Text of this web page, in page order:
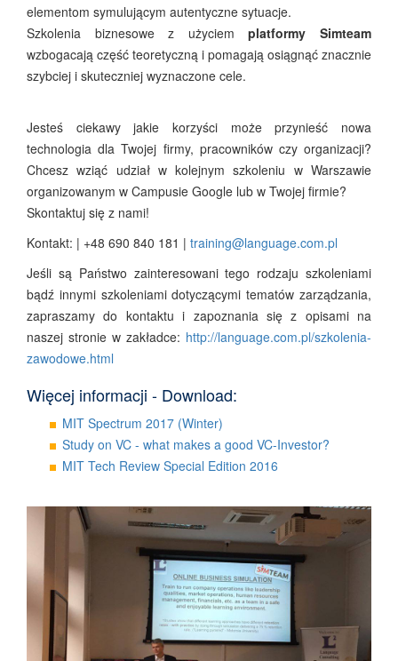
elementom symulującym autentyczne sytuacje.
Szkolenia biznesowe z użyciemplatformy Simteam
wzbogacają część teoretyczną i pomagają osiągnąć znacznie
szybciej i skuteczniej wyznaczone cele.
Jesteś ciekawy jakie korzyści może przynieść nowa
technologia dla Twojej firmy, pracowników czy organizacji?
Chcesz wziąć udział w kolejnym szkoleniu w Warszawie
organizowanym w Campusie Google lub w Twojej firmie?
Skontaktuj się z nami!
Kontakt: | +48 690 840 181 | training@language.com.pl
Jeśli są Państwo zainteresowani tego rodzaju szkoleniami
bądź innymi szkoleniami dotyczącymi tematów zarządzania,
zapraszamy do kontaktu i zapoznania się z opisami na
naszej stronie w zakładce: http://language.com.pl/szkolenia-
zawodowe.html
Więcej informacji - Download:
MIT Spectrum 2017 (Winter)
Study on VC - what makes a good VC-Investor?
MIT Tech Review Special Edition 2016